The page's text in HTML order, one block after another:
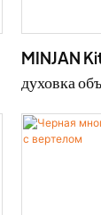
MINJAN
духовка